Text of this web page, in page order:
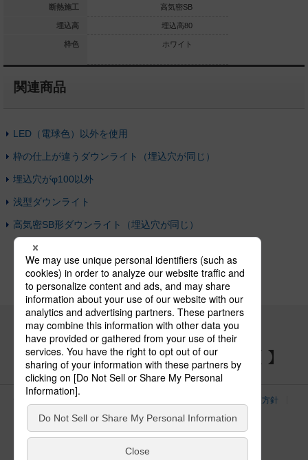
断熱施工
埋込高
枠色
高気密SB 高気密SB
埋込高80
ホワイト
関連商品
LED（電球色）以外を使用
枠の仕上が違うダウンライト（埋込穴が同じ）
埋込穴がφ100以外
浅型ダウンライト
高気密SB形ダウンライト（埋込穴が同じ）
パナソニックの電気設備 SNSアカウント
サイトのご利用にあたって
個人情報保護方針
パナソニック ホールディングス
Area/Country
電気・建築設備（ビジネス）